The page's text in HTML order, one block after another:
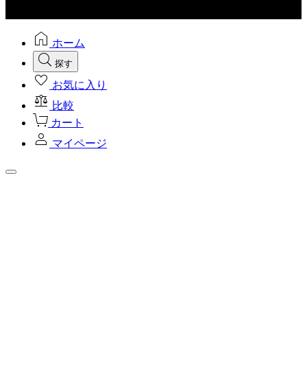
ホーム
探す
お気に入り
比較
カート
マイページ